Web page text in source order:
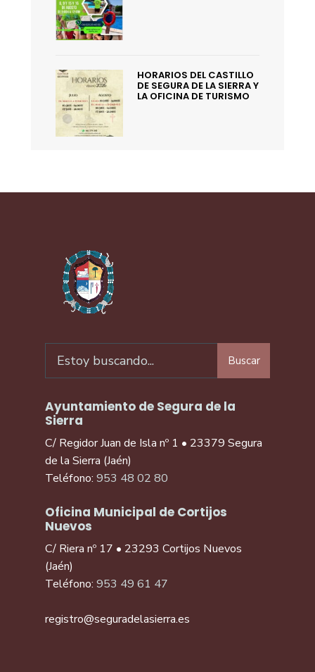
HORARIOS DEL CASTILLO
DE SEGURA DE LA SIERRA Y
LA OFICINA DE TURISMO
Buscar
Ayuntamiento de Segura de la
Sierra
C/ Regidor Juan de Isla nº 1 • 23379 Segura
de la Sierra (Jaén)
Teléfono: 953 48 02 80
Oficina Municipal de Cortijos
Nuevos
C/ Riera nº 17 • 23293 Cortijos Nuevos
(Jaén)
Teléfono: 953 49 61 47
registro@seguradelasierra.es